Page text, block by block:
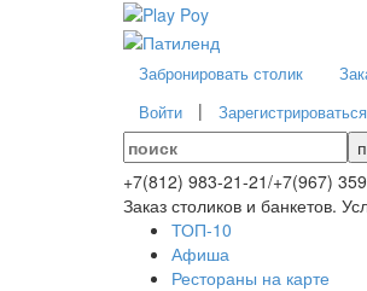
Забронировать столик
Войти
| Зарегистрироваться
+7(812) 983-21-21/+7(967)
Заказ столиков и банкетов.
ТОП-10
Афиша
Рестораны на карте